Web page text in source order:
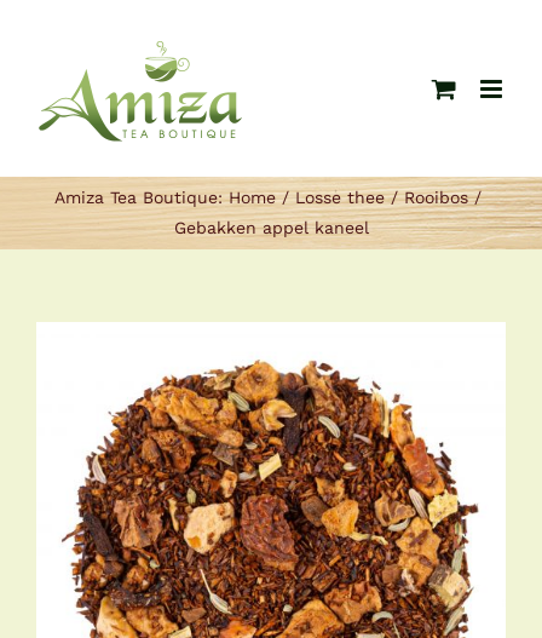
Amiza Tea Boutique: Home Losse thee
Rooibos
Gebakken appel kaneel